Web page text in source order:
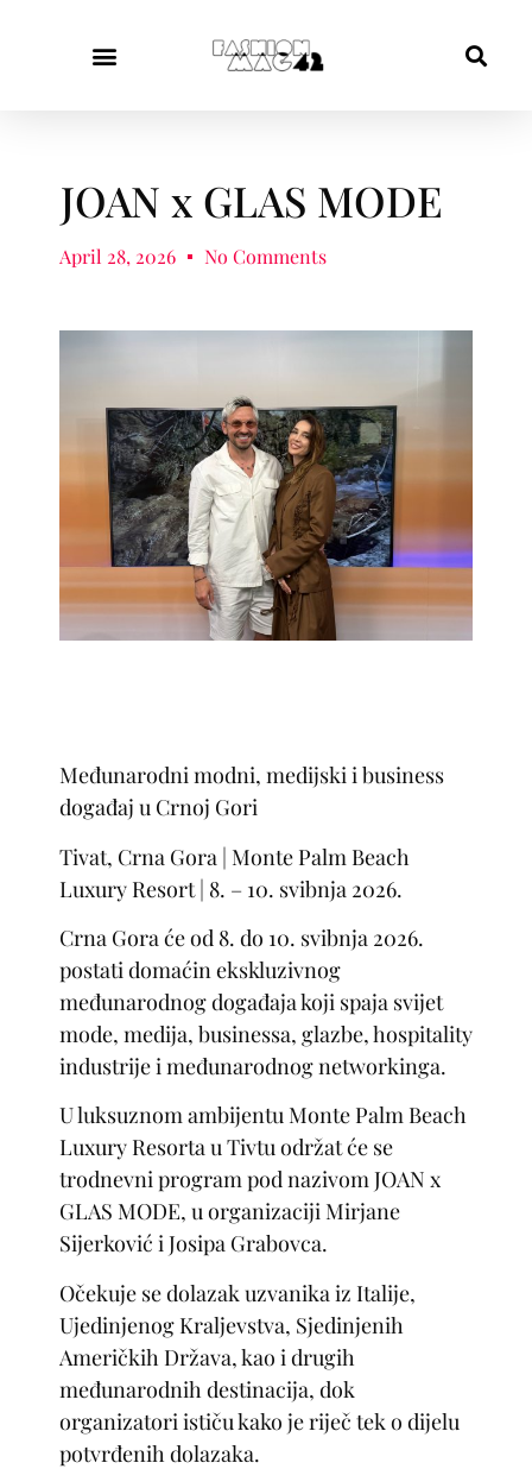
JOAN x GLAS MODE
April 28, 2026 No Comments
Međunarodni modni, medijski i business
događaj u Crnoj Gori
Tivat, Crna Gora | Monte Palm Beach
Luxury Resort | 8. – 10. svibnja 2026.
Crna Gora će od 8. do 10. svibnja 2026.
postati domaćin ekskluzivnog
međunarodnog događaja koji spaja svijet
mode, medija, businessa, glazbe, hospitality
industrije i međunarodnog networkinga.
U luksuznom ambijentu Monte Palm Beach
Luxury Resorta u Tivtu održat će se
trodnevni program pod nazivomJOAN x
GLAS MODE, u organizaciji Mirjane
Sijerković i Josipa Grabovca.
Očekuje se dolazak uzvanika iz Italije,
Ujedinjenog Kraljevstva, Sjedinjenih
Američkih Država, kao i drugih
međunarodnih destinacija, dok
organizatori ističu kako je riječ tek o dijelu
potvrđenih dolazaka.